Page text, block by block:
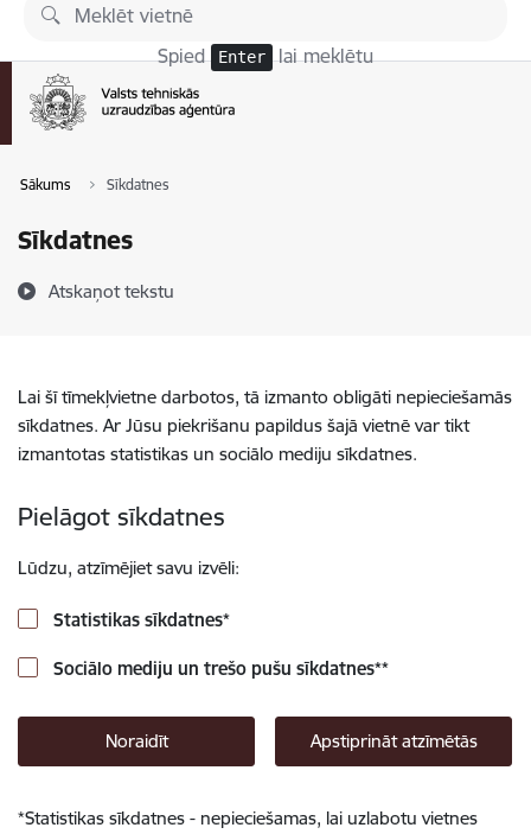
Pāriet uz lapas saturu
Spied Enter lai meklētu
Sākums Sīkdatnes
Sīkdatnes
Atskaņot tekstu
Lai šī tīmekļvietne darbotos, tā izmanto obligāti nepieciešamās
sīkdatnes. Ar Jūsu piekrišanu papildus šajā vietnē var tikt
izmantotas statistikas un sociālo mediju sīkdatnes.
Pielāgot sīkdatnes
Lūdzu, atzīmējiet savu izvēli:
Statistikas sīkdatnes*
Sociālo mediju un trešo pušu sīkdatnes**
Noraidīt Apstiprināt atzīmētās
*Statistikas sīkdatnes - nepieciešamas, lai uzlabotu vietnes